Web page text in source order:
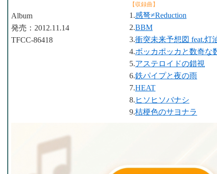
【収録曲】
1.感弩≠Reduction
2.BBM
3.衝突未来予想図 feat.灯
4.ボッカポッカと数奇な
5.アステロイドの錯視
6.鉄パイプと夜の雨
7.HEAT
8. ヒソヒソバナシ
9.桔梗色のサヨナラ
Album
発売：2012.11.14
TFCC-86418